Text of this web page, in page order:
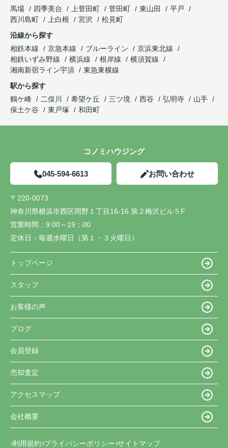
馬場
四季美台 上菅田町 菅田町 東山田
平戸
西川島町
上白根 宮沢
松見町
沿線から探す
相鉄本線
京急本線 ブルーライン
京浜東北線
相鉄いずみ野線
横浜線 根岸線
横須賀線
湘南新宿ライン宇須
東急東横線
駅から探す
鶴ケ峰
二俣川 希望ケ丘 三ツ境 西谷 弘明寺
山手
保土ケ谷
東戸塚 和田町
コノミハウジング
045-594-6613 お問い合わせ
〒220-0073
神奈川県横浜市西区岡野１丁目16-16 第２梅沢ビル５F
営業時間： 9:00～19：00
定休日： 毎週水曜日（第１・３火曜日）
トップページ
スタッフ
お客様の声
ブログ
会員登録
売却査定
アクセスマップ
会社概要
利用規約 プライバシーポリシー サイトマップ